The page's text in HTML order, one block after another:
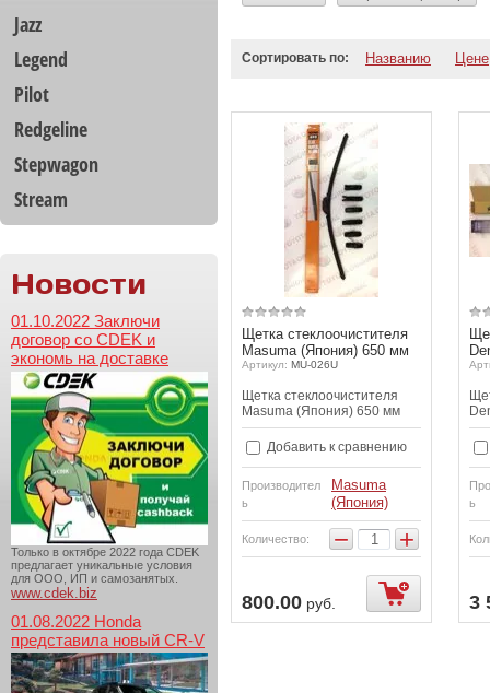
Jazz
Legend
Pilot
Redgeline
Stepwagon
Stream
Новости
01.10.2022 Заключи
договор со CDEK и
экономь на доставке
Только в октябре 2022 года CDEK
предлагает уникальные условия
для ООО, ИП и самозанятых.
www.cdek.biz
01.08.2022 Honda
представила новый CR-V
Сортировать по: Названию Цене
Щетка стеклоочистителя
Masuma (Япония) 650 мм
Артикул: MU-026U
Щетка стеклоочистителя
Masuma (Япония) 650 мм
Добавить к сравнению
Производител
ь
Masuma
(Япония)
Количество: − +
800.00 руб.
ь
3